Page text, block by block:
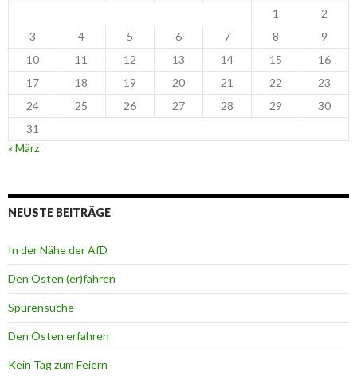
1
2
3
4 5 6 7 8
9
10
11 12 13 14 15
16
17
18 19 20 21 22
23
24
25 26 27 28 29
30
31
« März
NEUSTE BEITRÄGE
In der Nähe der AfD
Den Osten (er)fahren
Spurensuche
Den Osten erfahren
Kein Tag zum Feiern